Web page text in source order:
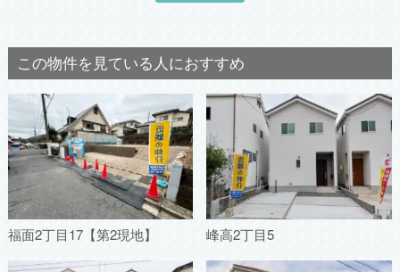
この物件を見ている人におすすめ
福面2丁目17【第2現地】 峰高2丁目5
供給実績
SNSで最新情報をチェック！